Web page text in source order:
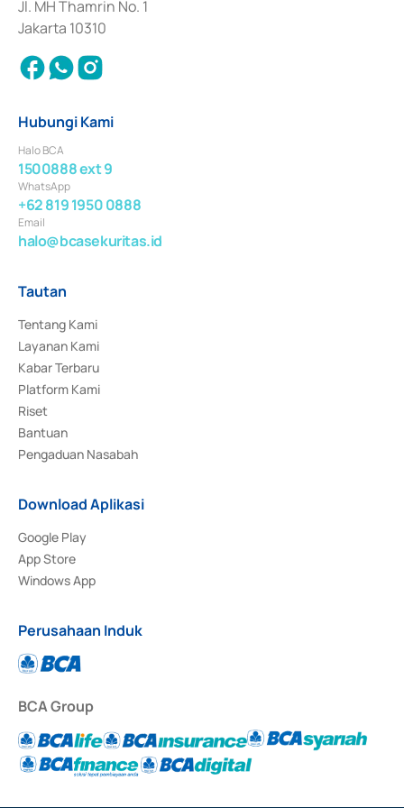
Jl. MH Thamrin No. 1
Jakarta 10310
Hubungi Kami
Halo BCA
1500888 ext 9
WhatsApp
+62 819 1950 0888
Email
halo@bcasekuritas.id
Tautan
Tentang Kami
Layanan Kami
Kabar Terbaru
Platform Kami
Riset
Bantuan
Pengaduan Nasabah
Download Aplikasi
Google Play
App Store
Windows App
Perusahaan Induk
BCA Group